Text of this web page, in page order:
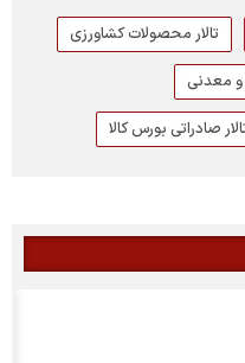
تالار محصولات کشاورزی
و معدنی
صادراتی بورس کالا